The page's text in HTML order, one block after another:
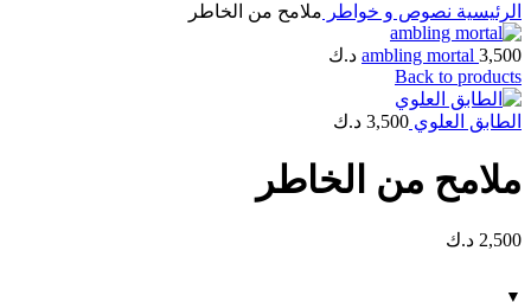
الرئيسية نصوص و خواطر ملامح من الخاطر
ambling mortal 3,500
د.ك
Back to products
الطابق العلوي 3,500 د.ك
ملامح من الخاطر
2,500 د.ك